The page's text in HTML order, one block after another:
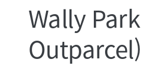
Wally
Outparcel)